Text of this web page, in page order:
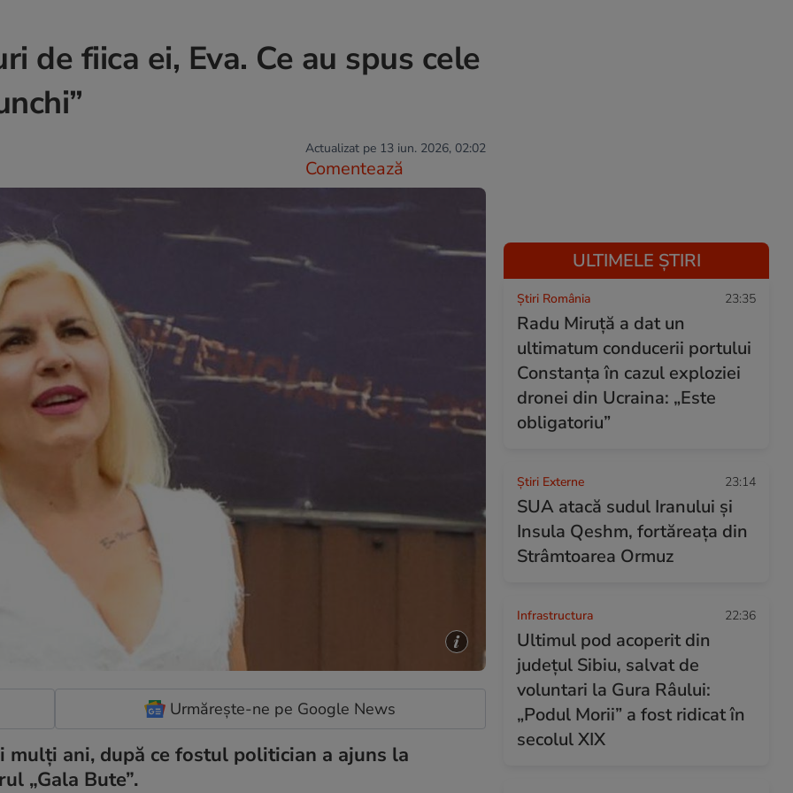
de fiica ei, Eva. Ce au spus cele
Actualizat pe 13 iun. 2026, 02:02
Comentează
Urmărește-ne pe Google News
ani, după ce fostul politician a ajuns la
„Gala Bute”.
ULTIMELE ȘTIRI
Știri România 23:35
Radu Miruță a dat un
ultimatum conducerii portului
Constanța în cazul exploziei
dronei din Ucraina: „Este
obligatoriu”
Știri Externe 23:14
SUA atacă sudul Iranului și
Insula Qeshm, fortăreața din
Strâmtoarea Ormuz
Infrastructura 22:36
Ultimul pod acoperit din
județul Sibiu, salvat de
voluntari la Gura Râului:
„Podul Morii” a fost ridicat în
secolul XIX